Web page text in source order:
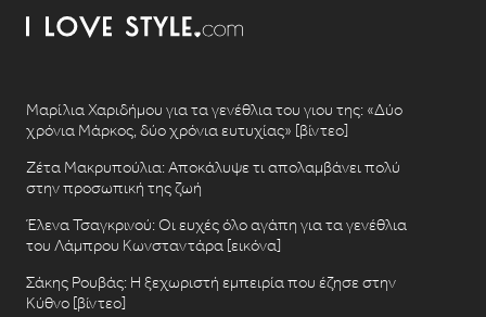
Μαρίλια Χαριδήμου για τα γενέθλια του γιου της: «Δύο
χρόνια Μάρκος, δύο χρόνια ευτυχίας» [βίντεο]
Ζέτα Μακρυπούλια: Αποκάλυψε τι απολαμβάνει πολύ
στην προσωπική της ζωή
Έλενα Τσαγκρινού: Οι ευχές όλο αγάπη για τα γενέθλια
του Λάμπρου Κωνσταντάρα [εικόνα]
Σάκης Ρουβάς: Η ξεχωριστή εμπειρία που έζησε στην
Κύθνο [βίντεο]